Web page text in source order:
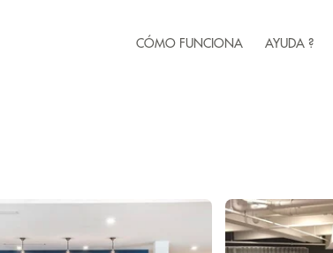
CÓMO FUNCIONA AYUDA ?